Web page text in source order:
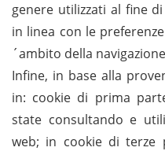
genere utilizzati al fine
in linea con le
´ambito della
Infine, in base alla
in: cookie di prima
state consultando e
web; in cookie di terze